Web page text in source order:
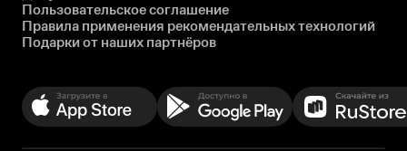
Пользовательское соглашение
Правила применения рекомендательных технологий
Подарки от наших партнёров